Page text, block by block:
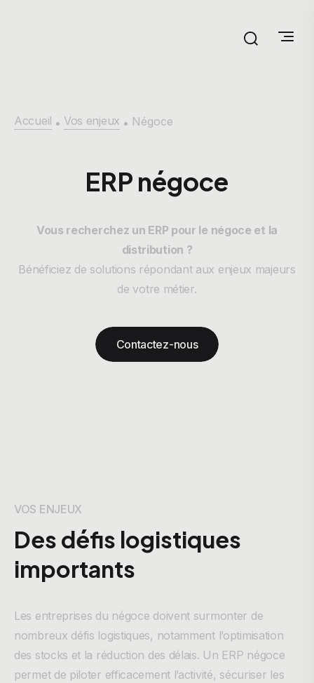
Accueil • Vos enjeux • Négoce
ERP négoce
Vous recherchez un ERP pour le négoce et la
distribution ?
Bénéficiez de solutions répondant aux enjeux majeurs
de votre métier.
Contactez-nous
VOS ENJEUX
Des défis logistiques
importants
Les entreprises du négoce doivent surmonter de
nombreux défis logistiques, notamment l’optimisation
des stocks et la réduction des délais. Un ERP négoce
permet de piloter efficacement l’activité, sécuriser les